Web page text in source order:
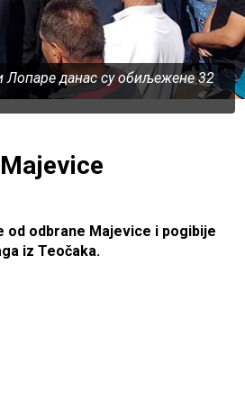
данас су обиљежене 32
od odbrane Majevice i pogibije
iz Teočaka.